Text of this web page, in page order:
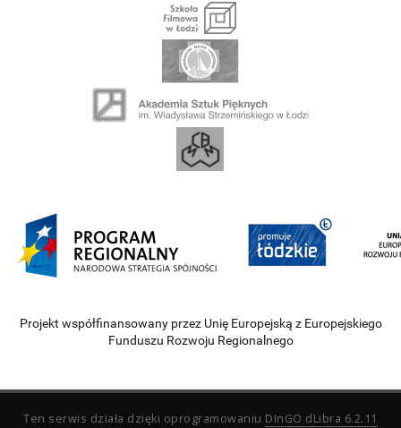
Projekt współfinansowany przez Unię Europejską z Europejskiego
Funduszu Rozwoju Regionalnego
Ten serwis działa dzięki oprogramowaniu DInGO dLibra 6.2.11